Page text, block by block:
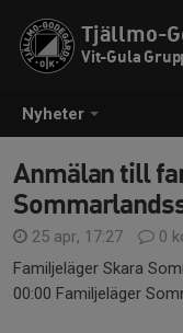
Nyheter
Tjällmo-
Vit-Gula
Anmälan till
25 apr, 17:27
0
Familjeläger Skara
00:00 Familjeläger